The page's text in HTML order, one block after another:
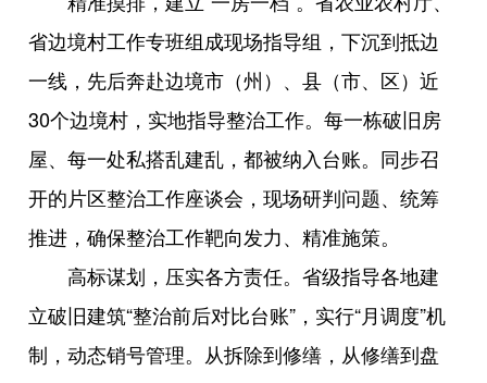
省边境村工作专班组成现场指导组，下沉到抵边
一线，先后奔赴边境市（州）、县（市、区）近
30个边境村，实地指导整治工作。每一栋破旧房
屋、每一处私搭乱建乱，都被纳入台账。同步召
开的片区整治工作座谈会，现场研判问题、统筹
推进，确保整治工作靶向发力、精准施策。
高标谋划，压实各方责任。省级指导各地建
立破旧建筑“整治前后对比台账”，实行“月调度”机
制，动态销号管理。从拆除到修缮，从修缮到盘